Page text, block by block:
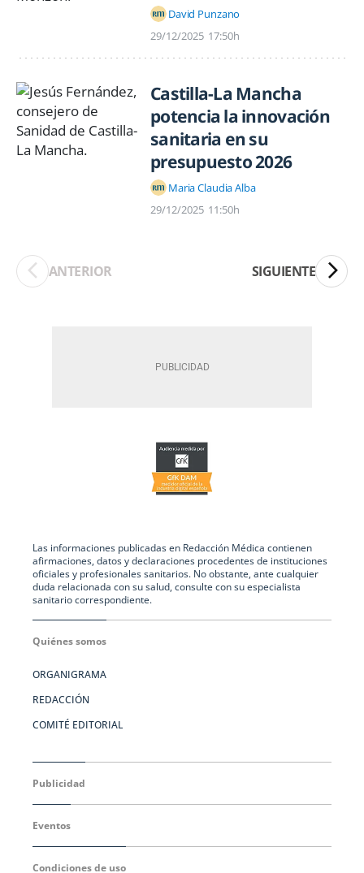
David Punzano
29/12/2025 17:50h
Castilla-La Mancha
potencia la innovación
sanitaria en su
presupuesto 2026
Maria Claudia Alba
29/12/2025 11:50h
ANTERIOR SIGUIENTE
Las informaciones publicadas en Redacción Médica contienen
afirmaciones, datos y declaraciones procedentes de instituciones
oficiales y profesionales sanitarios. No obstante, ante cualquier
duda relacionada con su salud, consulte con su especialista
sanitario correspondiente.
Quiénes somos
ORGANIGRAMA
REDACCIÓN
COMITÉ EDITORIAL
Publicidad
Eventos
Condiciones de uso